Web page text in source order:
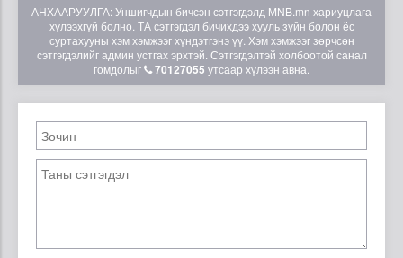
АНХААРУУЛГА: Уншигчдын бичсэн сэтгэгдэлд MNB.mn хариуцлага
хүлээхгүй болно. ТА сэтгэгдэл бичихдээ хууль зүйн болон ёс
суртахууны хэм хэмжээг хүндэтгэнэ үү. Хэм хэмжээг зөрчсөн
сэтгэгдэлийг админ устгах эрхтэй. Сэтгэгдэлтэй холбоотой санал
гомдолыг
70127055 утсаар хүлээн авна.